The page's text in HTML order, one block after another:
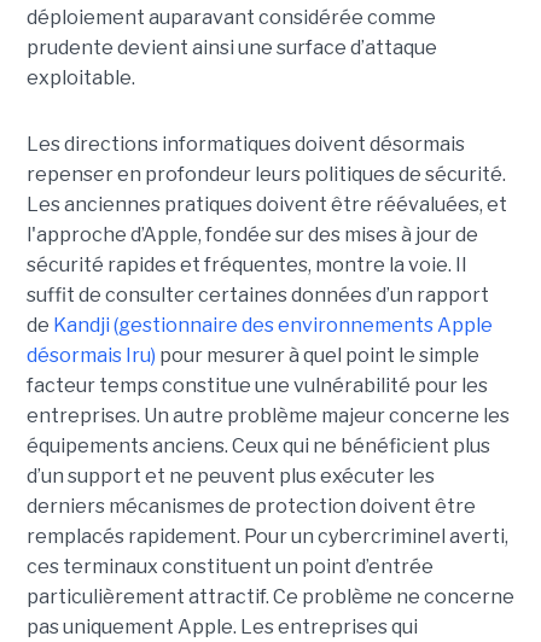
déploiement auparavant considérée comme
prudente devient ainsi une surface d’attaque
exploitable.
Les directions informatiques doivent désormais
repenser en profondeur leurs politiques de sécurité.
Les anciennes pratiques doivent être réévaluées, et
l'approche d’Apple, fondée sur des mises à jour de
sécurité rapides et fréquentes, montre la voie. Il
suffit de consulter certaines données d’un rapport
de Kandji (gestionnaire des environnements Apple
désormais Iru) pour mesurer à quel point le simple
facteur temps constitue une vulnérabilité pour les
entreprises. Un autre problème majeur concerne les
équipements anciens. Ceux qui ne bénéficient plus
d’un support et ne peuvent plus exécuter les
derniers mécanismes de protection doivent être
remplacés rapidement. Pour un cybercriminel averti,
ces terminaux constituent un point d’entrée
particulièrement attractif. Ce problème ne concerne
pas uniquement Apple. Les entreprises qui